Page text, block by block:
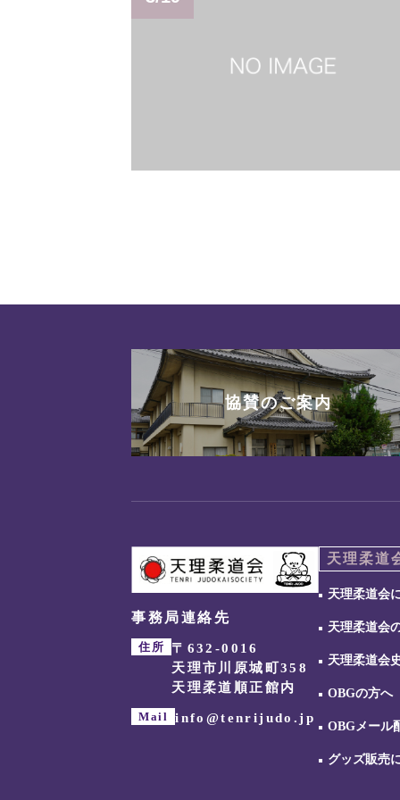
協賛のご案内
事務局連絡先
住所
〒632-0016
天理市川原城町358
天理柔道順正館内
Mail info@tenrijudo.jp
天理柔道
天理柔道会
天理柔道会
天理柔道会
OBGの方へ
OBGメール
グッズ販売